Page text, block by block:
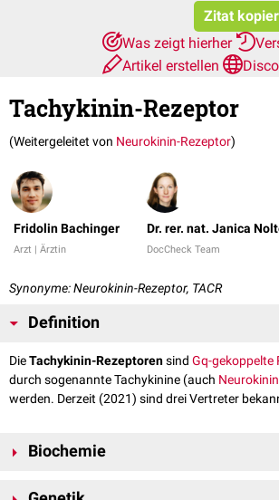
Zitat
Was zeigt hierher
Artikel erstellen
Tachykinin-Rezeptor
(Weitergeleitet von Neurokinin-Rezeptor)
Fridolin Bachinger
Arzt | Ärztin
Dr. rer. nat. Janica
DocCheck Team
Synonyme: Neurokinin-Rezeptor, TACR
Definition
DieTachykinin-Rezeptorensind Gq-gekoppelte
durch sogenannte Tachykinine (auch
werden. Derzeit (2021) sind drei Vertreter
Biochemie